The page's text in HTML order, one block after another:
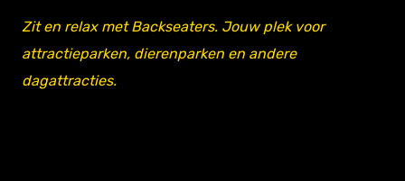
Zit en relax met Backseaters. Jouw plek voor
attractieparken, dierenparken en andere
dagattracties.